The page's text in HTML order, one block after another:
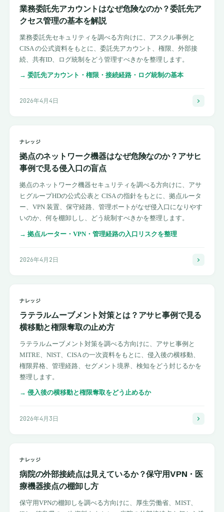
業務委託先アカウントはなぜ危険なのか？委託先ア
クセス管理の基本を解説
業務委託先セキュリティを調べる方向けに、アスクル事例と
CISA の公式資料をもとに、委託先アカウント、権限、外部接
続、共有ID、ログ統制をどう管理すべきかを整理します。
→ 委託先アカウント・権限・接続経路・ログ統制の基本
2026年4月4日
ナレッジ
拠点のネットワーク機器はなぜ危険なのか？アサヒ
事例で見る侵入口の盲点
拠点のネットワーク機器セキュリティを調べる方向けに、アサ
ヒグループHDの公式公表と CISA の指針をもとに、拠点ルータ
ー、VPN 装置、保守経路、管理ポートがなぜ侵入口になりやす
いのか、何を棚卸しし、どう統制すべきかを整理します。
→ 拠点ルーター・VPN・管理経路の入口リスクを整理
2026年4月2日
ナレッジ
ラテラルムーブメント対策とは？アサヒ事例で見る
横移動と権限奪取の止め方
ラテラルムーブメント対策を調べる方向けに、アサヒ事例と
MITRE、NIST、CISA の一次資料をもとに、侵入後の横移動、
権限昇格、管理経路、セグメント境界、検知をどう封じるかを
整理します。
→ 侵入後の横移動と権限奪取をどう止めるか
2026年4月3日
ナレッジ
病院の外部接続点は見えているか？保守用VPN・医
療機器接点の棚卸し方
保守用VPNの棚卸しを調べる方向けに、厚生労働省、MIST、